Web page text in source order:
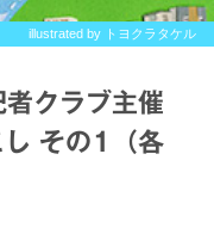
illustrated by トヨクラタケル
クラブ主催
し その1（各